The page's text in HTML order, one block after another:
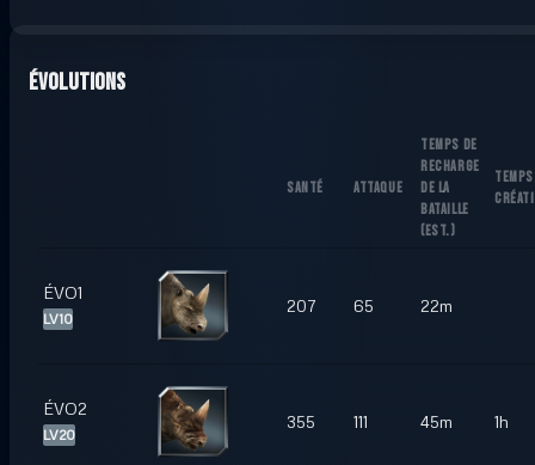
Évolutions
SANTÉ ATTAQUE
TEMPS DE
RECHARGE
DE LA
BATAILLE
(EST.)
ÉVO1
LV10
207 65 22m
ÉVO2
LV20
355 111 45m 1h